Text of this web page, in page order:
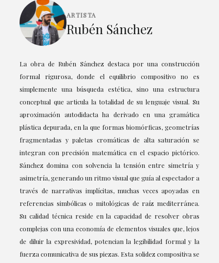
ARTISTA
Rubén Sánchez
La obra de Rubén Sánchez destaca por una construcción
formal rigurosa, donde el equilibrio compositivo no es
simplemente una búsqueda estética, sino una estructura
conceptual que articula la totalidad de su lenguaje visual. Su
aproximación autodidacta ha derivado en una gramática
plástica depurada, en la que formas biomórficas, geometrías
fragmentadas y paletas cromáticas de alta saturación se
integran con precisión matemática en el espacio pictórico.
Sánchez domina con solvencia la tensión entre simetría y
asimetría, generando un ritmo visual que guía al espectador a
través de narrativas implícitas, muchas veces apoyadas en
referencias simbólicas o mitológicas de raíz mediterránea.
Su calidad técnica reside en la capacidad de resolver obras
complejas con una economía de elementos visuales que, lejos
de diluir la expresividad, potencian la legibilidad formal y la
fuerza comunicativa de sus piezas. Esta solidez compositiva se